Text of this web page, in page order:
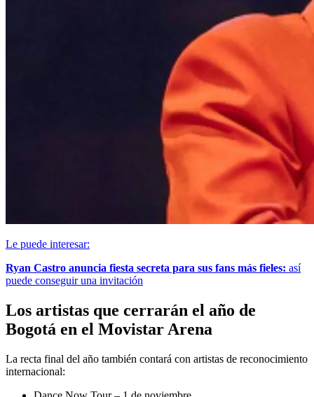
Le puede interesar:
Ryan Castro anuncia fiesta secreta para sus fans más fieles: así
puede conseguir una invitación
Los artistas que cerrarán el año de
Bogotá en el Movistar Arena
La recta final del año también contará con artistas de reconocimiento
internacional: